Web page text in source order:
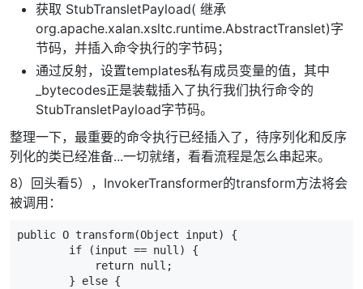
获取 StubTransletPayload( 继承
org.apache.xalan.xsltc.runtime.AbstractTranslet)字
节码，并插入命令执行的字节码；
通过反射，设置templates私有成员变量的值，其中
_bytecodes正是装载插入了执行我们执行命令的
StubTransletPayload字节码。
整理一下，最重要的命令执行已经插入了，待序列化和反序
列化的类已经准备...一切就绪，看看流程是怎么串起来。
8）回头看5），InvokerTransformer的transform方法将会
被调用：
public O transform(Object input)
{
if
(input == null)
{
return null ;
}
else {